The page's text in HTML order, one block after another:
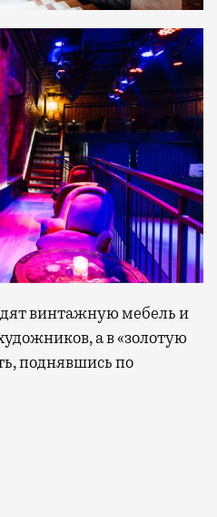
винтажную мебель и
а в «золотую
поднявшись по
американскому